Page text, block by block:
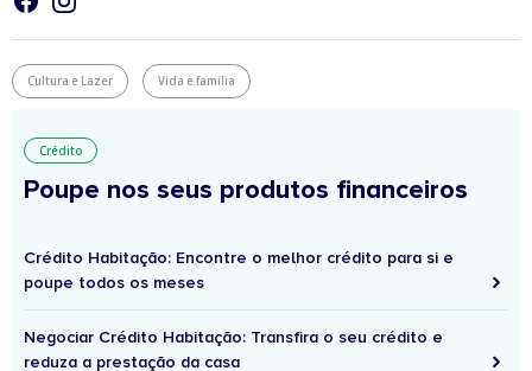
Cultura e Lazer Vida e família
Crédito
Poupe nos seus produtos financeiros
Crédito Habitação: Encontre o melhor crédito para si e
poupe todos os meses
Negociar Crédito Habitação: Transfira o seu crédito e
reduza a prestação da casa